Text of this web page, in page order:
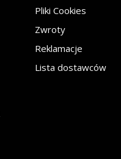
Pliki Cookies
Zwroty
Reklamacje
Lista dostawców